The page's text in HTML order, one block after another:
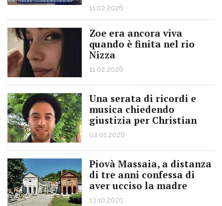
11.02.2026
Zoe era ancora viva
quando è finita nel rio
Nizza
11.02.2026
Una serata di ricordi e
musica chiedendo
giustizia per Christian
02.01.2026
Piovà Massaia, a distanza
di tre anni confessa di
aver ucciso la madre
13.10.2020